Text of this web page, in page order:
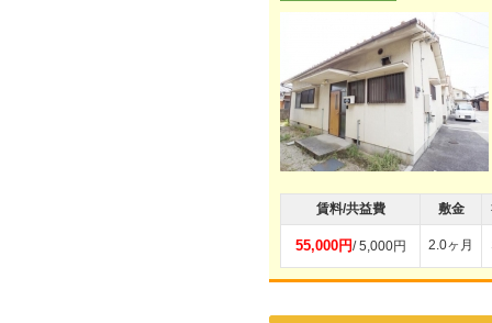
賃料/共益費 敷金
55,000円/ 5,000円 2.0ヶ月